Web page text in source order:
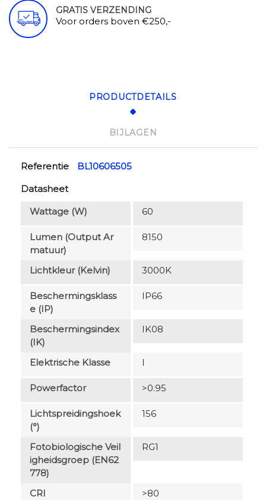
GRATIS VERZENDING
Voor orders boven €250,-
PRODUCTDETAILS
BIJLAGEN
Referentie
BL10606505
Datasheet
Wattage (W)
60
Lumen (output Ar
Matuur)
8150
Lichtkleur (Kelvin) 3000K
Beschermingsklass
E (IP)
IP66
Beschermingsindex
(IK)
IK08
Elektrische Klasse I
Powerfactor >0.95
Lichtspreidingshoek
(°)
156
Fotobiologische Veil
Igheidsgroep (EN62
778)
RG1
CRI >80